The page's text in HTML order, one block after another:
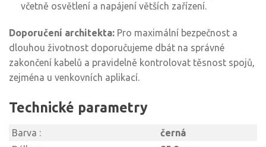
včetně osvětlení a napájení větších zařízení.
Doporučení architekta: Pro maximální bezpečnost a
dlouhou životnost doporučujeme dbát na správné
zakončení kabelů a pravidelně kontrolovat těsnost spojů,
zejména u venkovních aplikací.
Technické parametry
Barva :
černá